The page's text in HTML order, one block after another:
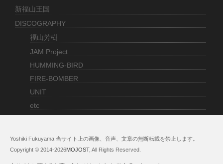
新福山王国
DISCOGRAPHY
福山芳樹
JAM Project
HUMMING-BIRD
FIRE-BOMBER
UNIT
etc
Yoshiki Fukuyama 当サイト上の画像、音声、文章の無断転載を禁止します。
Copyright © 2014-2026MOJOST, All Rights Reserved.